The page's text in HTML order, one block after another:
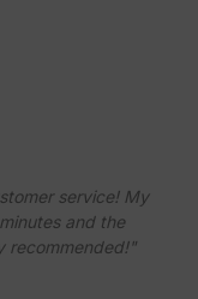
service! My
and the
recommended!"